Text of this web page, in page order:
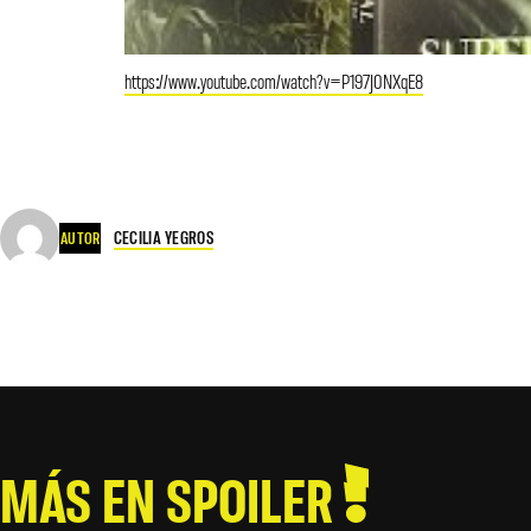
https://www.youtube.com/watch?v=P197J0NXqE8
AUTOR CECILIA YEGROS
MÁS EN SPOILER